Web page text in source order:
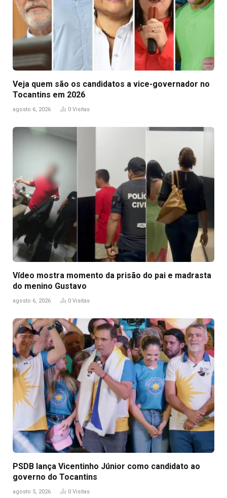
Veja quem são os candidatos a vice-governador no
Tocantins em 2026
agosto 6, 2026 0 Visitas
Vídeo mostra momento da prisão do pai e madrasta
do menino Gustavo
agosto 6, 2026 0 Visitas
PSDB lança Vicentinho Júnior como candidato ao
governo do Tocantins
agosto 5, 2026 0 Visitas